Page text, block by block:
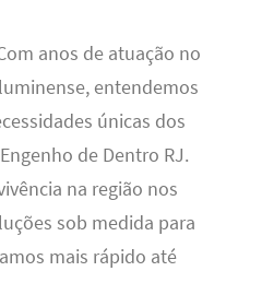
anos de atuação no
entendemos
únicas dos
de Dentro RJ.
na região nos
sob medida para
mais rápido até